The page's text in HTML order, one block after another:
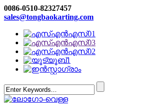
0086-0510-82327457
sales@tongbaokarting.com